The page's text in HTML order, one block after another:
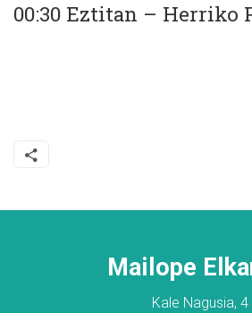
00:30 Eztitan – Herriko
Mailope
Kale Nagusia, 4